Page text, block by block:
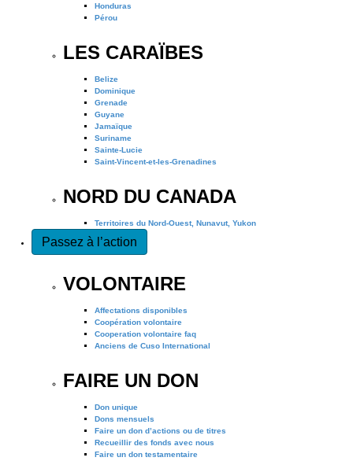
Honduras
Pérou
LES CARAÏBES
Belize
Dominique
Grenade
Guyane
Jamaïque
Suriname
Sainte-Lucie
Saint-Vincent-et-les-Grenadines
NORD DU CANADA
Territoires du Nord-Ouest, Nunavut, Yukon
Passez à l’action
VOLONTAIRE
Affectations disponibles
Coopération volontaire
Cooperation volontaire faq
Anciens de Cuso International
FAIRE UN DON
Don unique
Dons mensuels
Faire un don d’actions ou de titres
Recueillir des fonds avec nous
Faire un don testamentaire